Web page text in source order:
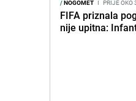
/NOGOMET I PRIJE OKO
FIFA priznala
nije upitna: